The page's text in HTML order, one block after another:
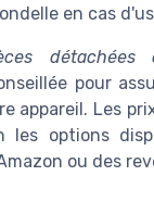
en cas
détachées
pour
appareil. Les
les options
ou des